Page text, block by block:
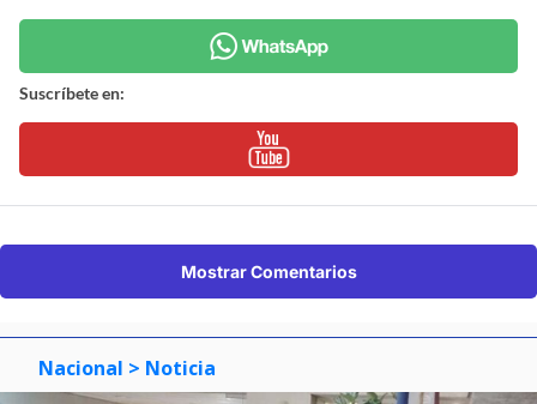
Suscríbete en:
Mostrar Comentarios
Nacional > Noticia